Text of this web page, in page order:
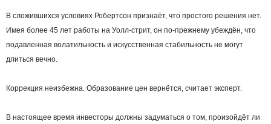
В сложившихся условиях Робертсон признаёт, что простого решения нет.
Имея более 45 лет работы на Уолл-стрит, он по-прежнему убеждён, что
подавленная волатильность и искусственная стабильность не могут
длиться вечно.
Коррекция неизбежна. Образование цен вернётся, считает эксперт.
В настоящее время инвесторы должны задуматься о том, произойдёт ли